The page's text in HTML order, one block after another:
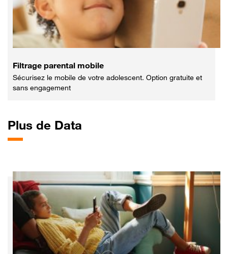
Filtrage parental mobile
Sécurisez le mobile de votre adolescent. Option gratuite et
sans engagement
Plus de Data